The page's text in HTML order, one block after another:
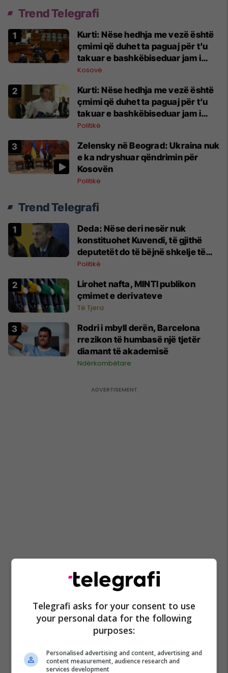
Trend Telegrafi
Kurti: Nëse hedhja me vezë është
çmimi që duhet ta paguaj për t’u
takuar e bashkëbiseduar jam i
lumtur ta bëj këtë
Kosovë
Kurti: Nëse hedhja me vezë është
çmimi që duhet ta paguaj për t’u
takuar e bashkëbiseduar jam i
lumtur ta bëj këtë
Politikë
Zelensky në Beograd: Ukraina nuk
e ka ndryshuar qëndrimin për
Kosovën
Politikë
Trend Telegrafi
Deda: Nëse deri nesër nuk
konstituohet Kuvendi, të gjithë
deputetët do të bëjnë shkelje të
rëndë kushtetuese
Politikë
Lirohet nafta, MINTI publikon
çmimet e derivateve
Të Tjera
Rodri i mbyll derën, Barcelona
rrezikon të humbasë një tjetër
diamant të akademisë
Ndërkombëtare
Telegrafi asks for your consent to use
your personal data for the following
purposes:
Personalised advertising and content, advertising and
content measurement, audience research and
services development